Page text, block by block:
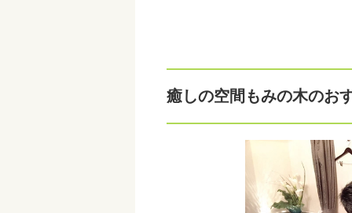
癒しの空間もみの木のお